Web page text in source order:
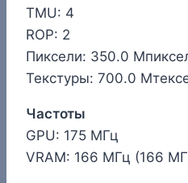
TMU: 4
ROP: 2
Пиксели: 350.0
Текстуры: 700.0
Частоты
GPU: 175 МГц
VRAM: 166 МГц (166